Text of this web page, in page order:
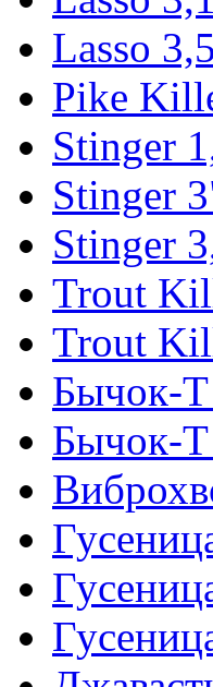
Lasso
Pike
Stinger
Stinger
Stinger
Trout
Trout
Бычок-
Бычок-